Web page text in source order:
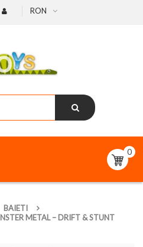
RON
0
BAIETI
METAL – DRIFT & STUNT